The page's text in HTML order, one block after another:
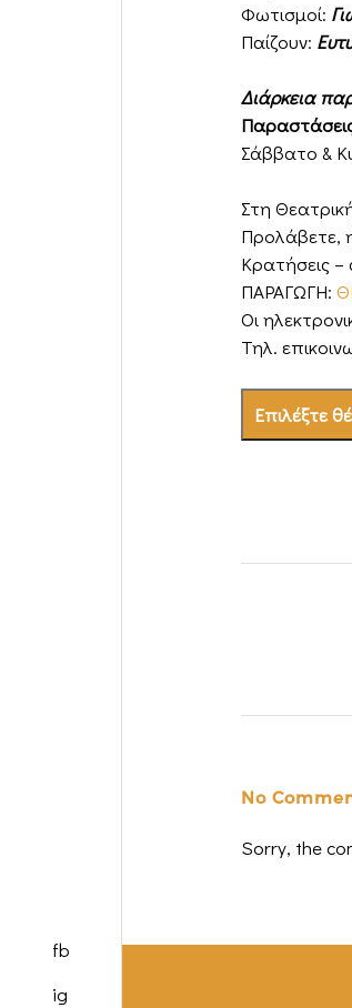
fb
ig
Φωτισμοί:
Παίζουν:
Διάρκεια
Σάββατο &
Στη
Προλάβετε,
Κρατήσεις
ΠΑΡΑΓΩΓΗ:
Οι
Τηλ.
Επιλέξτε
No
Sorry, the